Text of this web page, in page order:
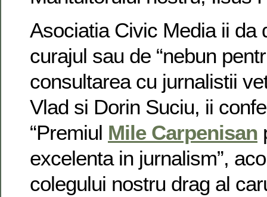
Asociatia Civic Media ii da
curajul sau de “nebun
consultarea cu jurnalistii
Vlad si Dorin Suciu, ii
“Premiul Mile Carpenisan
excelenta in jurnalism”,
colegului nostru drag al